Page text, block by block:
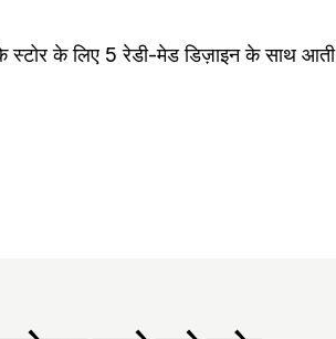
के लिए 5 रेडी-मेड डिज़ाइन के साथ आती